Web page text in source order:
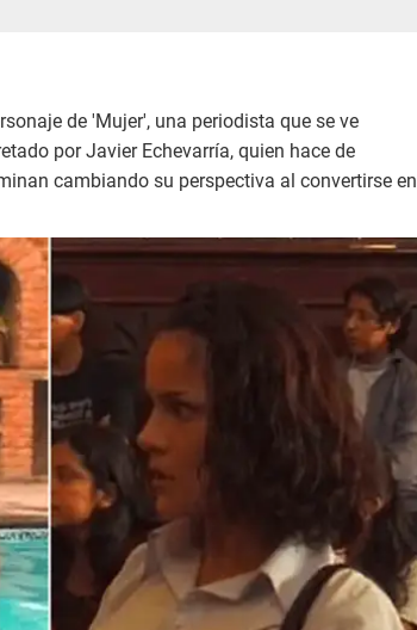
de 'Mujer', una periodista que se ve
por Javier Echevarría, quien hace de
cambiando su perspectiva al convertirse en